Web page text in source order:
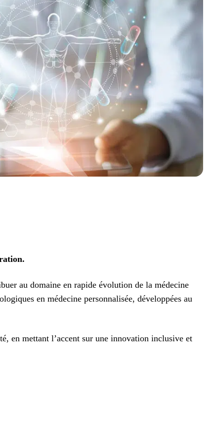
au domaine en rapide évolution de la médecine
en médecine personnalisée, développées au
en mettant l’accent sur une innovation inclusive et